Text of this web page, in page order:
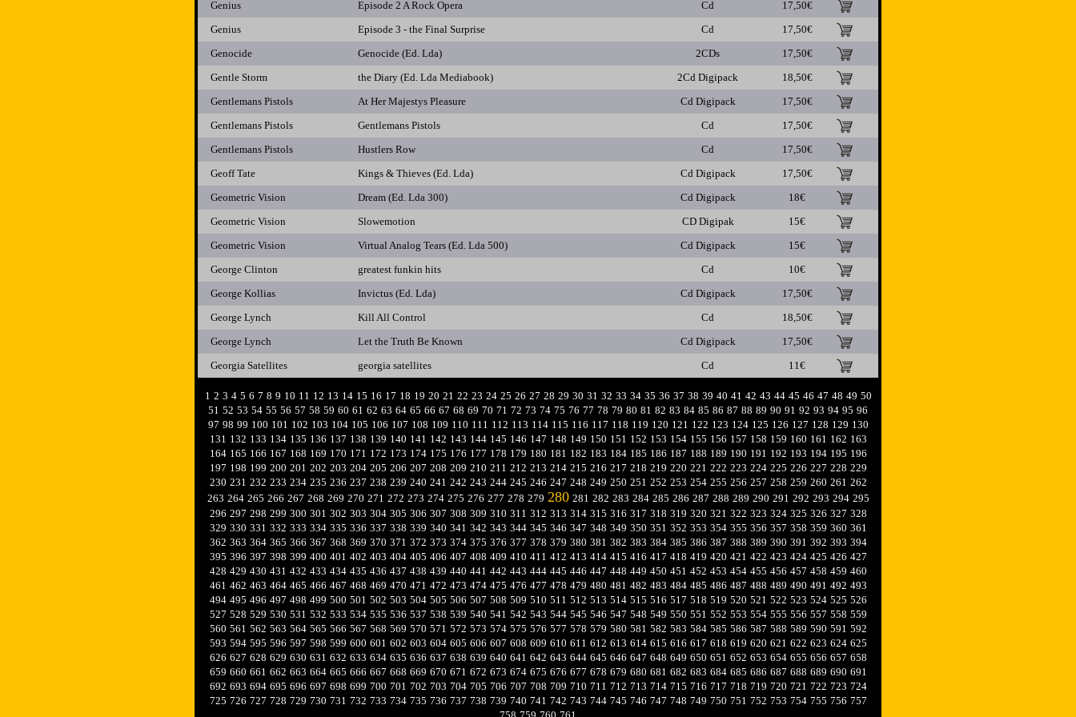
Genius
Episode 2 A Rock Opera Cd
17,50€
Genius
Episode 3 - the Final Surprise Cd
17,50€
Genocide
Genocide (Ed. Lda) 2CDs
17,50€
Gentle Storm
the Diary (Ed. Lda Mediabook) 2Cd Digipack
18,50€
Gentlemans Pistols
At Her Majestys Pleasure Cd Digipack
17,50€
Gentlemans Pistols
Gentlemans Pistols Cd
17,50€
Gentlemans Pistols
Hustlers Row Cd
17,50€
Geoff Tate
Kings & Thieves (Ed. Lda) Cd Digipack
17,50€
Geometric Vision
Dream (Ed. Lda 300) Cd Digipack
18€
Geometric Vision
Slowemotion CD Digipak
15€
Geometric Vision
Virtual Analog Tears (Ed. Lda 500) Cd Digipack
15€
George Clinton
greatest funkin hits Cd
10€
George Kollias
Invictus (Ed. Lda) Cd Digipack
17,50€
George Lynch
Kill All Control Cd
18,50€
George Lynch
Let the Truth Be Known Cd Digipack
17,50€
Georgia Satellites
georgia satellites Cd 11€
1 2 3 4 5 6 7 8 9 10 11 12 13 14 15 16 17 18 19 20 21 22 23 24 25 26 27 28 29 30 31 32 33 34 35 36 37 38 39 40 41 42 43 44 45 46 47 48 49 50
51 52 53 54 55 56 57 58 59 60 61 62 63 64 65 66 67 68 69 70 71 72 73 74 75 76 77 78 79 80 81 82 83 84 85 86 87 88 89 90 91 92 93 94 95 96
97 98 99 100 101 102 103 104 105 106 107 108 109 110 111 112 113 114 115 116 117 118 119 120 121 122 123 124 125 126 127 128 129 130
131 132 133 134 135 136 137 138 139 140 141 142 143 144 145 146 147 148 149 150 151 152 153 154 155 156 157 158 159 160 161 162 163
164 165 166 167 168 169 170 171 172 173 174 175 176 177 178 179 180 181 182 183 184 185 186 187 188 189 190 191 192 193 194 195 196
197 198 199 200 201 202 203 204 205 206 207 208 209 210 211 212 213 214 215 216 217 218 219 220 221 222 223 224 225 226 227 228 229
230 231 232 233 234 235 236 237 238 239 240 241 242 243 244 245 246 247 248 249 250 251 252 253 254 255 256 257 258 259 260 261 262
263 264 265 266 267 268 269 270 271 272 273 274 275 276 277 278 279 280 281 282 283 284 285 286 287 288 289 290 291 292 293 294 295
296 297 298 299 300 301 302 303 304 305 306 307 308 309 310 311 312 313 314 315 316 317 318 319 320 321 322 323 324 325 326 327 328
329 330 331 332 333 334 335 336 337 338 339 340 341 342 343 344 345 346 347 348 349 350 351 352 353 354 355 356 357 358 359 360 361
362 363 364 365 366 367 368 369 370 371 372 373 374 375 376 377 378 379 380 381 382 383 384 385 386 387 388 389 390 391 392 393 394
395 396 397 398 399 400 401 402 403 404 405 406 407 408 409 410 411 412 413 414 415 416 417 418 419 420 421 422 423 424 425 426 427
428 429 430 431 432 433 434 435 436 437 438 439 440 441 442 443 444 445 446 447 448 449 450 451 452 453 454 455 456 457 458 459 460
461 462 463 464 465 466 467 468 469 470 471 472 473 474 475 476 477 478 479 480 481 482 483 484 485 486 487 488 489 490 491 492 493
494 495 496 497 498 499 500 501 502 503 504 505 506 507 508 509 510 511 512 513 514 515 516 517 518 519 520 521 522 523 524 525 526
527 528 529 530 531 532 533 534 535 536 537 538 539 540 541 542 543 544 545 546 547 548 549 550 551 552 553 554 555 556 557 558 559
560 561 562 563 564 565 566 567 568 569 570 571 572 573 574 575 576 577 578 579 580 581 582 583 584 585 586 587 588 589 590 591 592
593 594 595 596 597 598 599 600 601 602 603 604 605 606 607 608 609 610 611 612 613 614 615 616 617 618 619 620 621 622 623 624 625
626 627 628 629 630 631 632 633 634 635 636 637 638 639 640 641 642 643 644 645 646 647 648 649 650 651 652 653 654 655 656 657 658
659 660 661 662 663 664 665 666 667 668 669 670 671 672 673 674 675 676 677 678 679 680 681 682 683 684 685 686 687 688 689 690 691
692 693 694 695 696 697 698 699 700 701 702 703 704 705 706 707 708 709 710 711 712 713 714 715 716 717 718 719 720 721 722 723 724
725 726 727 728 729 730 731 732 733 734 735 736 737 738 739 740 741 742 743 744 745 746 747 748 749 750 751 752 753 754 755 756 757